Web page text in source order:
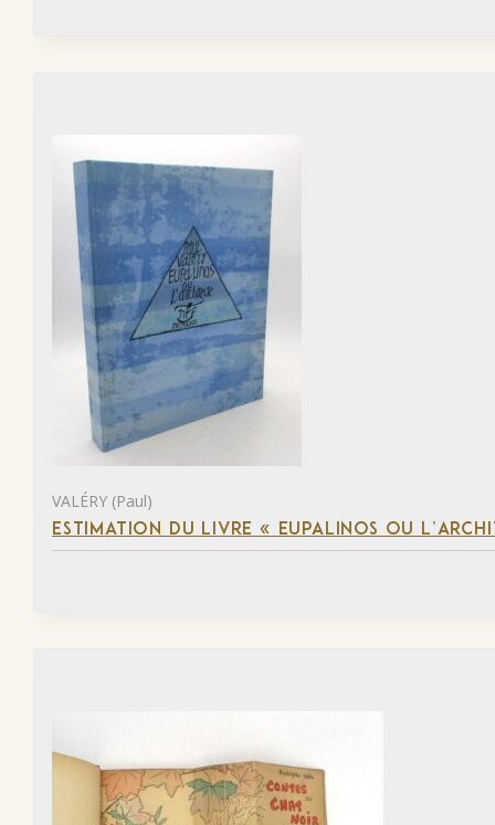
VALÉRY (Paul)
ESTIMATION DU LIVRE « EUPALINOS OU